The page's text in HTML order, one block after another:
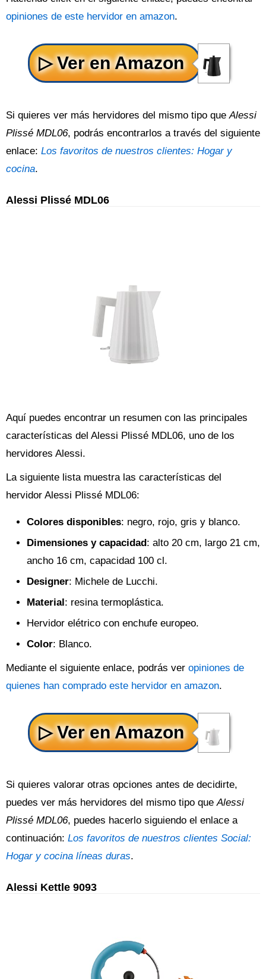
opiniones de este hervidor en amazon.
Si quieres ver más hervidores del mismo tipo queAlessi
Plissé MDL06, podrás encontrarlos a través del siguiente
enlace: Los favoritos de nuestros clientes: Hogar y
cocina.
Alessi Plissé MDL06
Aquí puedes encontrar un resumen con las principales
características del Alessi Plissé MDL06, uno de los
hervidores Alessi.
La siguiente lista muestra las características del
hervidor Alessi Plissé MDL06:
Colores disponibles: negro, rojo, gris y blanco.
Dimensiones y capacidad: alto 20 cm, largo 21 cm,
ancho 16 cm, capacidad 100 cl.
Designer: Michele de Lucchi.
Material: resina termoplástica.
Hervidor elétrico con enchufe europeo.
Color: Blanco.
Mediante el siguiente enlace, podrás ver opiniones de
quienes han comprado este hervidor en amazon.
Si quieres valorar otras opciones antes de decidirte,
puedes ver más hervidores del mismo tipo queAlessi
Plissé MDL06, puedes hacerlo siguiendo el enlace a
continuación: Los favoritos de nuestros clientes Social:
Hogar y cocina líneas duras.
Alessi Kettle 9093